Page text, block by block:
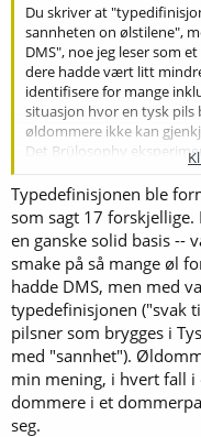
Du skriver at
sannheten on ølstilene",
DMS", noe jeg leser som
dere hadde vært litt
identifisere for mange
situasjon hvor en tysk
øldommere ikke kan
Det Brülosophy
deltagere. Åtte av dem
judges, 3 Cicerone
homebrewer who now
deltagerne å identifisere
BJCP brukte et mer vagt
very low background note
2021 definisjonene.
Typedefinisjonen ble
som sagt 17
en ganske solid basis --
smake på så mange øl
hadde DMS, men med
typedefinisjonen ("svak
pilsner som brygges i
med "sannhet").
min mening, i hvert fall i
dommere i et
seg.